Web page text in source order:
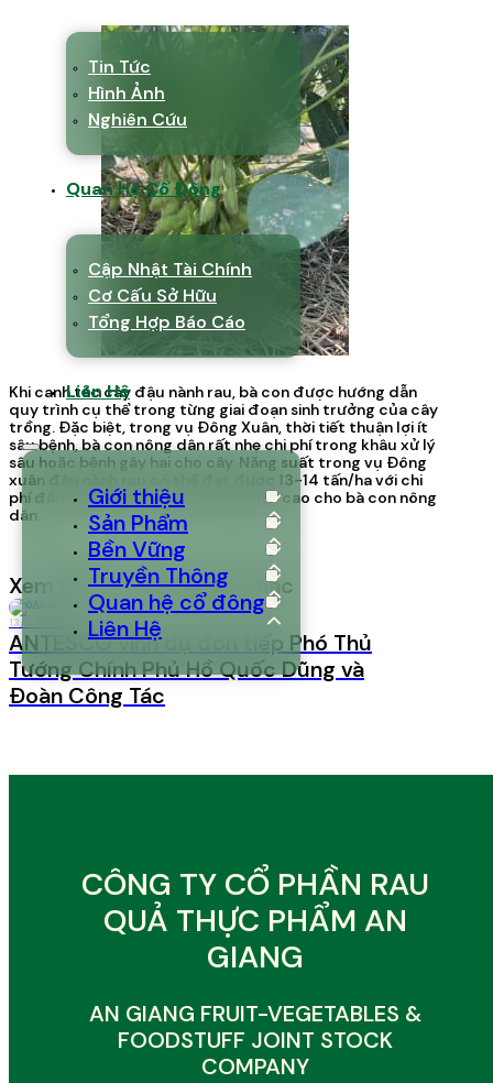
Tin Tức
Hình Ảnh
Nghiên Cứu
Quan Hệ Cổ Đông
Cập Nhật Tài Chính
Cơ Cấu Sở Hữu
Tổng Hợp Báo Cáo
Liên Hệ
Giới thiệu
Sản Phẩm
Bền Vững
Truyền Thông
Quan hệ cổ đông
Liên Hệ
Khi canh tác cây đậu nành rau, bà con được hướng dẫn
quy trình cụ thể trong từng giai đoạn sinh trưởng của cây
trồng. Đặc biệt, trong vụ Đông Xuân, thời tiết thuận lợi ít
sâu bệnh, bà con nông dân rất nhẹ chi phí trong khâu xử lý
sâu hoặc bệnh gây hại cho cây. Năng suất trong vụ Đông
xuân đậu nành rau có thể đạt được 13-14 tấn/ha với chi
phí đầu tư thấp sẽ mang lại lợi nhuận cao cho bà con nông
dân.
Xem thêm các bài viết khác
nhật
13/07/2026
ANTESCO vinh dự đón tiếp Phó Thủ
Tướng Chính Phủ Hồ Quốc Dũng và
Đoàn Công Tác
CÔNG TY CỔ PHẦN RAU
QUẢ THỰC PHẨM AN
GIANG
AN GIANG FRUIT-VEGETABLES &
FOODSTUFF JOINT STOCK
COMPANY